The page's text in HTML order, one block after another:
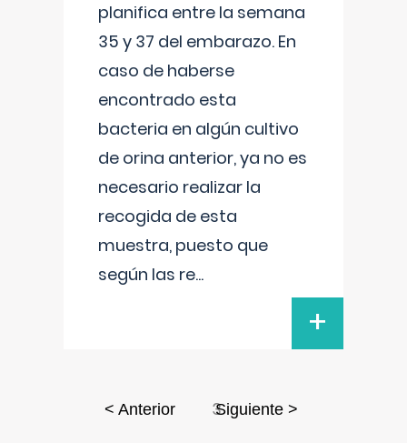
planifica entre la semana
35 y 37 del embarazo. En
caso de haberse
encontrado esta
bacteria en algún cultivo
de orina anterior, ya no es
necesario realizar la
recogida de esta
muestra, puesto que
según las re...
+
< Anterior 3Siguiente >